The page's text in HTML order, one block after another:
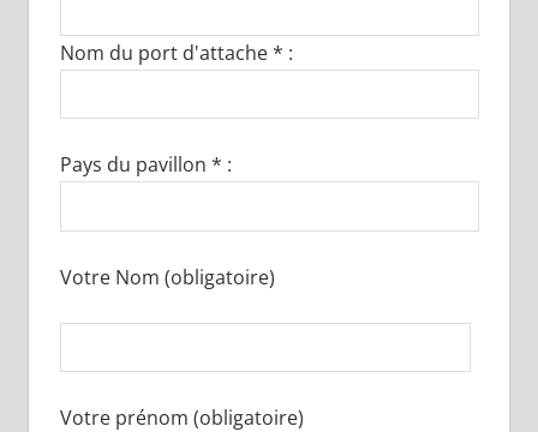
Nom du port d'attache * :
Pays du pavillon * :
Votre Nom (obligatoire)
Votre prénom (obligatoire)